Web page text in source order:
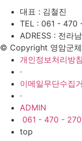
대표 : 김철진
TEL : 061 - 470
ADRESS : 전라
© Copyright 영암군
개인정보처리방침
·
이메일무단수집
·
ADMIN
061 - 470 -
top